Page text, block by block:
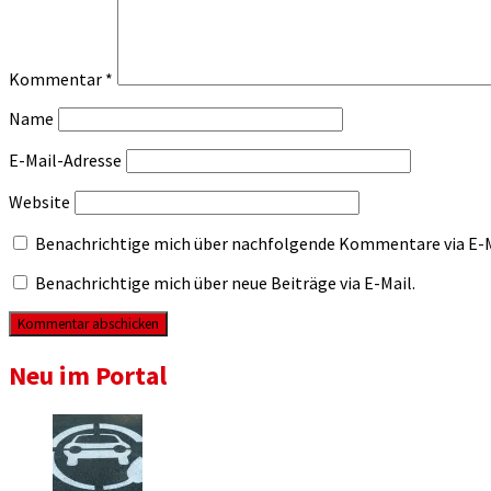
Kommentar *
Name
E-Mail-Adresse
Website
Benachrichtige mich über nachfolgende Kommentare via E-
Benachrichtige mich über neue Beiträge via E-Mail.
Neu im Portal